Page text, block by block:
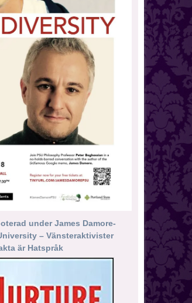
under James Damore-
– Vänsteraktivister
är Hatspråk